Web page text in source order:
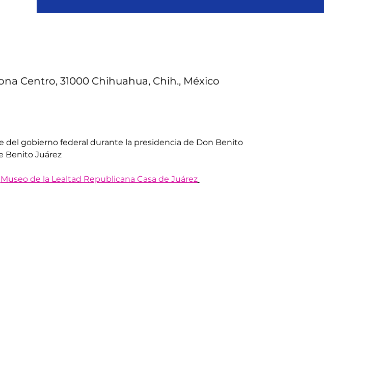
Centro, 31000 Chihuahua, Chih., México
del gobierno federal durante la presidencia de Don Benito
Benito Juárez
Museo de la Lealtad Republicana Casa de Juárez